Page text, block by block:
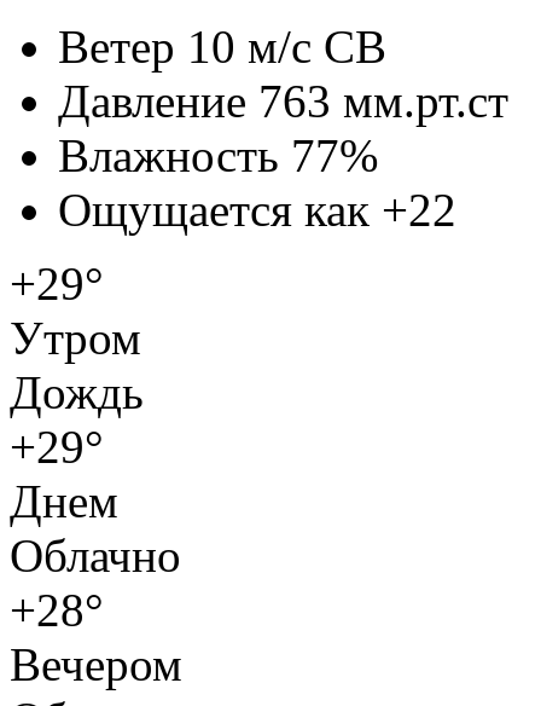
Ветер 10 м/с СВ
Давление 763 мм.рт.ст
Влажность 77%
Ощущается как +22
+29°
Утром
Дождь
+29°
Днем
Облачно
+28°
Вечером